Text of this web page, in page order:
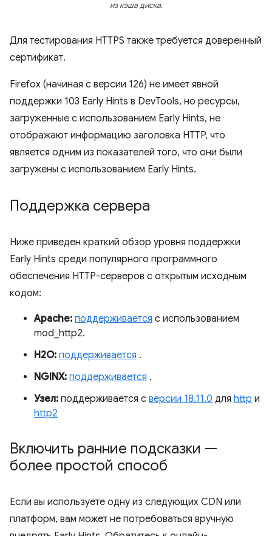
из кэша диска.
Для тестирования HTTPS также требуется доверенный
сертификат.
Firefox (начиная с версии 126) не имеет явной
поддержки 103 Early Hints в DevTools, но ресурсы,
загруженные с использованием Early Hints, не
отображают информацию заголовка HTTP, что
является одним из показателей того, что они были
загружены с использованием Early Hints.
Поддержка сервера
Ниже приведен краткий обзор уровня поддержки
Early Hints среди популярного программного
обеспечения HTTP-серверов с открытым исходным
кодом:
Apache: поддерживается с использованием
mod_http2.
H2O: поддерживается .
NGINX: поддерживается .
Узел: поддерживается с версии 18.11.0 для http и
http2
Включить ранние подсказки —
более простой способ
Если вы используете одну из следующих CDN или
платформ, вам может не потребоваться вручную